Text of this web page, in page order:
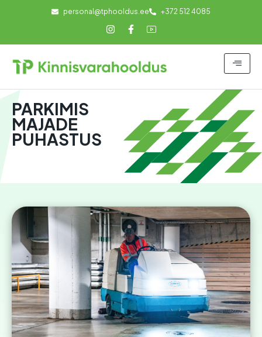
personal@tphooldus.ee +372 512 4085
PARKIMIS
MAJADE
PUHASTUS